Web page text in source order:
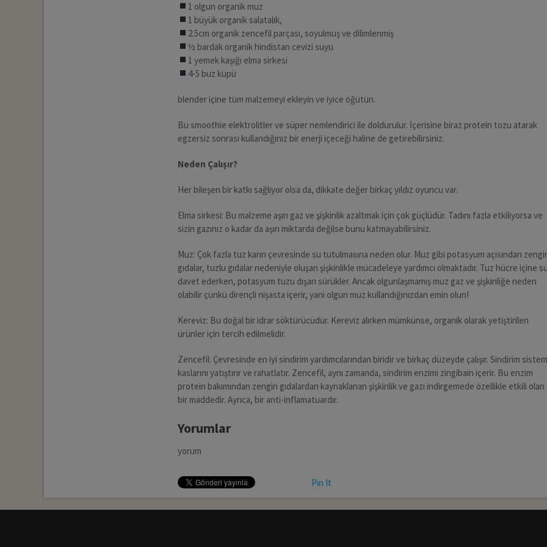
1 olgun organik muz
1 büyük organik salatalık,
2.5cm organik zencefil parçası, soyulmuş ve dilimlenmiş
½ bardak organik hindistan cevizi suyu
1 yemek kaşığı elma sirkesi
4-5 buz küpü
blender içine tüm malzemeyi ekleyin ve iyice öğütün.
Bu smoothie elektrolitler ve süper nemlendirici ile doldurulur. İçerisine biraz protein tozu atarak
egzersiz sonrası kullandığınız bir enerji içeceği haline de getirebilirsiniz.
Neden Çalışır?
Her bileşen bir katkı sağlıyor olsa da, dikkate değer birkaç yıldız oyuncu var.
Elma sirkesi: Bu malzeme aşırı gaz ve şişkinlik azaltmak için çok güçlüdür. Tadını fazla etkiliyorsa ve
sizin gazınız o kadar da aşırı miktarda değilse bunu katmayabilirsiniz.
Muz: Çok fazla tuz karın çevresinde su tutulmasına neden olur. Muz gibi potasyum açısından
gıdalar, tuzlu gıdalar nedeniyle oluşan şişkinlikle mücadeleye yardımcı olmaktadır. Tuz hücre içine
davet ederken, potasyum tuzu dışarı sürükler. Ancak olgunlaşmamış muz gaz ve şişkinliğe neden
olabilir çünkü dirençli nişasta içerir, yani olgun muz kullandığınızdan emin olun!
Kereviz: Bu doğal bir idrar söktürücüdür. Kereviz alırken mümkünse, organik olarak yetiştirilen
ürünler için tercih edilmelidir.
Zencefil: Çevresinde en iyi sindirim yardımcılarından biridir ve birkaç düzeyde çalışır. Sindirim
kaslarını yatıştırır ve rahatlatır. Zencefil, aynı zamanda, sindirim enzimi zingibain içerir. Bu enzim
protein bakımından zengin gıdalardan kaynaklanan şişkinlik ve gazı indirgemede özellikle etkili olan
bir maddedir. Ayrıca, bir anti-inflamatuardır.
Yorumlar
yorum
Pin It